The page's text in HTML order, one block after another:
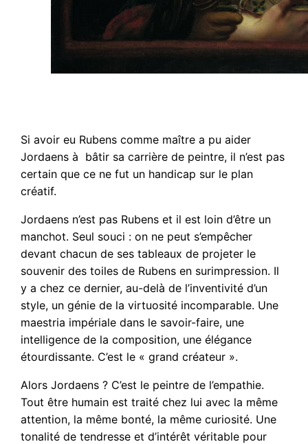
Si avoir eu Rubens comme maître a pu aider
Jordaens à bâtir sa carrière de peintre, il n’est pas
certain que ce ne fut un handicap sur le plan
créatif.
Jordaens n’est pas Rubens et il est loin d’être un
manchot. Seul souci : on ne peut s’empêcher
devant chacun de ses tableaux de projeter le
souvenir des toiles de Rubens en surimpression. Il
y a chez ce dernier, au-delà de l’inventivité d’un
style, un génie de la virtuosité incomparable. Une
maestria impériale dans le savoir-faire, une
intelligence de la composition, une élégance
étourdissante. C’est le « grand créateur ».
Alors Jordaens ? C’est le peintre de l’empathie.
Tout être humain est traité chez lui avec la même
attention, la même bonté, la même curiosité. Une
tonalité de tendresse et d’intérêt véritable pour